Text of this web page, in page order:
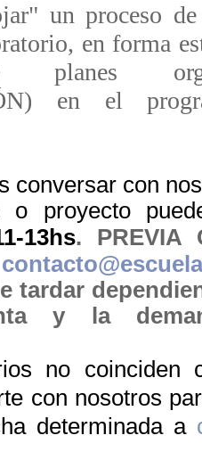
un proceso
en forma
planes
en el
conversar con
13hs. PREVIA
tardar
y la
no coinciden
con nosotros
determinada a